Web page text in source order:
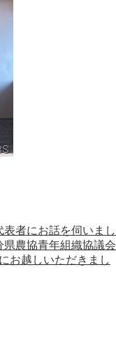
者にお話を伺いまし
農協青年組織協議会
お越しいただきまし